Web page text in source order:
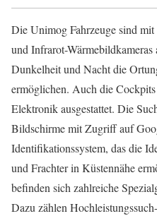
Die Unimog Fahrzeuge sind
und Infrarot-Wärmebildkameras
Dunkelheit und Nacht die
ermöglichen. Auch die
Elektronik ausgestattet. Die
Bildschirme mit Zugriff auf
Identifikationssystem, das die
und Frachter in Küstennähe
befinden sich zahlreiche
Dazu zählen